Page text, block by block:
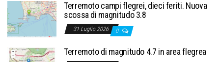
Terremoto campi flegrei, dieci feriti. Nuova
scossa di magnitudo 3.8
31 Luglio 2026 0
Terremoto di magnitudo 4.7 in area flegrea